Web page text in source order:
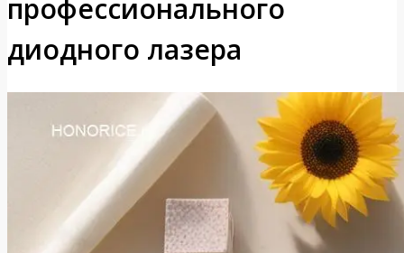
профессионального
диодного лазера